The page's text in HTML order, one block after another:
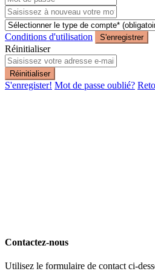
Conditions d'utilisation
S'enregistrer
Réinitialiser
Réinitialiser
S'enregister! Mot de passe oublié?
Contactez-nous
Utilisez le formulaire de contact ci-